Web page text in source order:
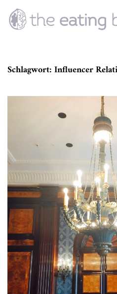
Schlagwort:Influencer